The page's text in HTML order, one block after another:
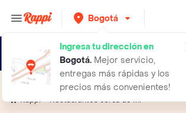
Bogotá
Ingresa tu dirección en
Bogotá. Mejor servicio,
entregas más rápidas y los
precios más convenientes!
Restaurantes cerca de mí
Rappi Restaurantes cerca de mí